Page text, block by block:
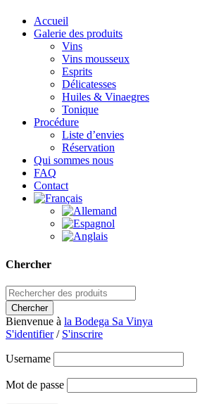
Accueil
Galerie des produits
Vins
Vins mousseux
Esprits
Délicatesses
Huiles & Vinaegres
Tonique
Procédure
Liste d’envies
Réservation
Qui sommes nous
FAQ
Contact
Chercher
Bienvenue à la Bodega Sa Vinya
S'identifier/ S'inscrire
Username
Mot de passe